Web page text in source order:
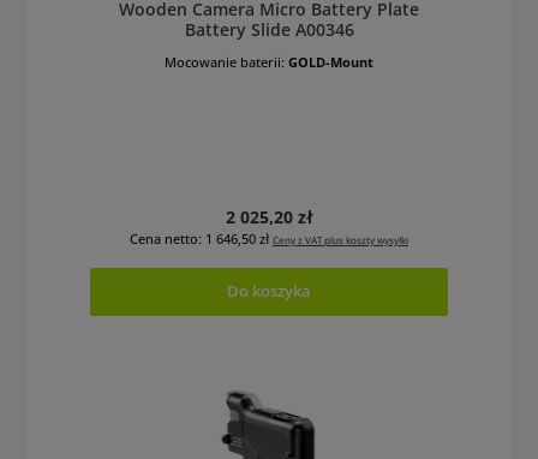
Wooden Camera Micro Battery Plate
Battery Slide A00346
Mocowanie baterii: GOLD-Mount
Cena regularna:
2 025,20 zł
Cena netto: 1 646,50 zł Ceny z VAT plus koszty wysyłki
Do koszyka